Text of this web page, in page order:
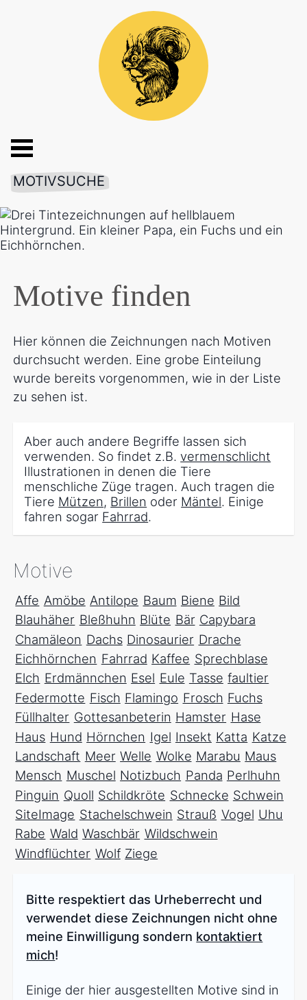
MOTIVSUCHE
Motive finden
Hier können die Zeichnungen nach Motiven
durchsucht werden. Eine grobe Einteilung
wurde bereits vorgenommen, wie in der Liste
zu sehen ist.
Aber auch andere Begriffe lassen sich
verwenden. So findet z.B.vermenschlicht
Illustrationen in denen die Tiere
menschliche Züge tragen. Auch tragen die
Tiere Mützen, Brillen oder Mäntel. Einige
fahren sogar Fahrrad.
Motive
Affe Amöbe Antilope Baum Biene Bild
Blauhäher Bleßhuhn Blüte Bär Capybara
Chamäleon Dachs Dinosaurier Drache
Eichhörnchen Fahrrad Kaffee Sprechblase
Elch Erdmännchen Esel Eule Tasse faultier
Federmotte Fisch Flamingo Frosch Fuchs
Füllhalter Gottesanbeterin Hamster Hase
Haus Hund Hörnchen Igel Insekt Katta Katze
Landschaft Meer Welle Wolke Marabu Maus
Mensch Muschel Notizbuch Panda Perlhuhn
Pinguin Quoll Schildkröte Schnecke Schwein
SiteImage Stachelschwein Strauß Vogel Uhu
Rabe Wald Waschbär Wildschwein
Windflüchter Wolf Ziege
Bitte respektiert das Urheberrecht und
verwendet diese Zeichnungen nicht ohne
meine Einwilligung sondern kontaktiert
mich!
Einige der hier ausgestellten Motive sind in